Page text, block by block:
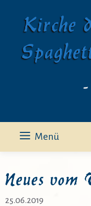
springenKirche
Menü
Neues vom
25.06.2019